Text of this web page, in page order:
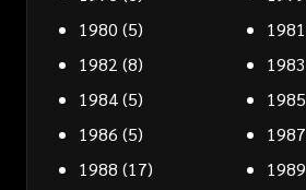
1980 (5) 1981
1982 (8) 1983
1984(5) 1985
1986 (5) 1987
1988 (17) 1989